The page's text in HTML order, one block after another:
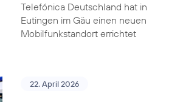
Telefónica Deutschland hat in
Eutingen im Gäu einen neuen
Mobilfunkstandort errichtet
22. April 2026